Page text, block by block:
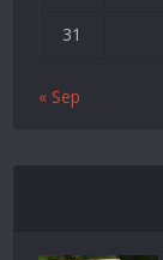
31
« Sep